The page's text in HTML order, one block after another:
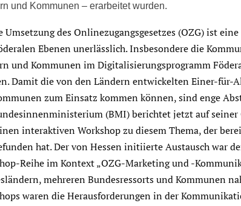
und Kommunen – erarbeitet wurden.
Umsetzung des Onlinezugangsgesetzes (OZG) ist
Ebenen unerlässlich. Insbesondere die
und Kommunen im Digitalisierungsprogramm
Damit die von den Ländern entwickelten Einer-für-
zum Einsatz kommen können, sind enge
(BMI) berichtet jetzt auf
interaktiven Workshop zu diesem Thema, der
hat. Der von Hessen initiierte Austausch war
Reihe im Kontext „OZG-Marketing und -
mehreren Bundesressorts und Kommunen
waren die Herausforderungen in der